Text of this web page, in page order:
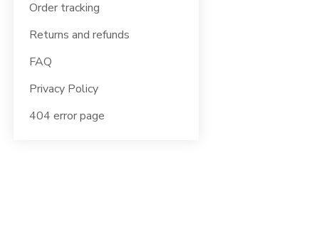
Order tracking
Returns and refunds
FAQ
Privacy Policy
404 error page